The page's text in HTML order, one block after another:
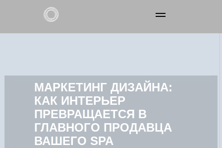
Наши услуги
Франчайзинг
Контакты
МАРКЕТИНГ ДИЗАЙНА:
КАК ИНТЕРЬЕР
ПРЕВРАЩАЕТСЯ В
ГЛАВНОГО ПРОДАВЦА
ВАШЕГО SPA